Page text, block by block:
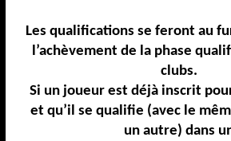
Les qualifications se feront au
l’achèvement de la phase
clubs.
Si un joueur est déjà inscrit
et qu’il se qualifie (avec le
un autre) dans